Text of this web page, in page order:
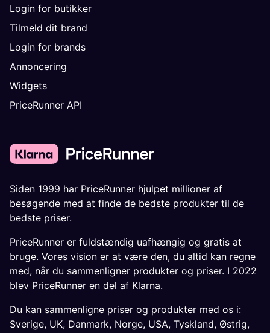
Login for butikker
Tilmeld dit brand
Login for brands
Annoncering
Widgets
PriceRunner API
Siden 1999 har PriceRunner hjulpet millioner af
besøgende med at finde de bedste produkter til de
bedste priser.
PriceRunner er fuldstændig uafhængig og gratis at
bruge. Vores vision er at være den, du altid kan regne
med, når du sammenligner produkter og priser. I 2022
blev PriceRunner en del af Klarna.
Du kan sammenligne priser og produkter med os i:
Sverige, UK, Danmark, Norge, USA, Tyskland, Østrig,